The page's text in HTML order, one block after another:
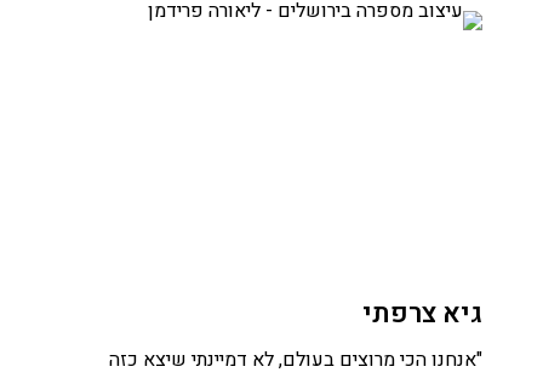
גיא צרפתי
"אנחנו הכי מרוצים בעולם, לא דמיינתי שיצא כזה